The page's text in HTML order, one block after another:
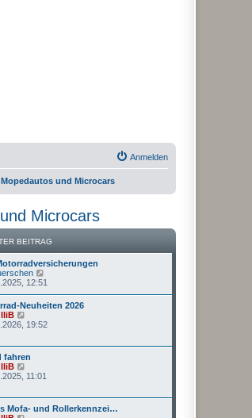
Anmelden
und Microcars
Microcars
BEITRAG
e
e
s
t
e
B
t
a
g
12:51
Neuheiten 2026
e
t
e
r
e
i
19:52
fahren
e
t
11:01
Mofa- und Rollerkennzei…